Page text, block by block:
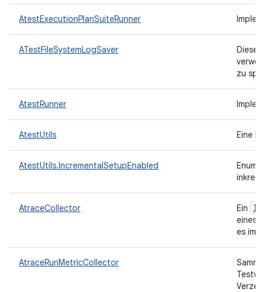
AtestExecutionPlanSuiteRunner
ATestFileSystemLogSaver
Diese
zu
AtestRunner
AtestUtils Eine
AtestUtils.IncrementalSetupEnabled
Enum,
AtraceCollector Ein
eines
es im
AtraceRunMetricCollector